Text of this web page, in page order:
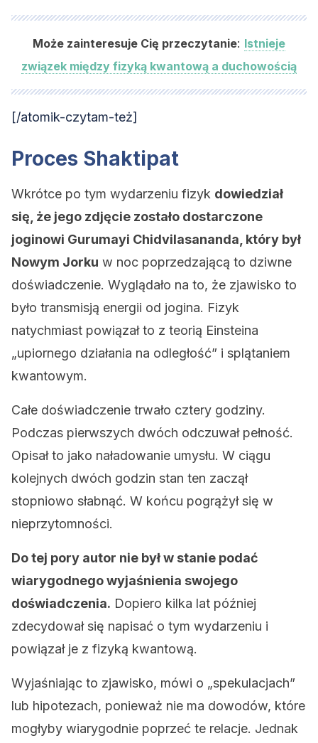
Może zainteresuje Cię przeczytanie: Istnieje
związek między fizyką kwantową a duchowością
[/atomik-czytam-też]
Proces Shaktipat
Wkrótce po tym wydarzeniu fizyk dowiedział
się, że jego zdjęcie zostało dostarczone
joginowi Gurumayi Chidvilasananda, który był
Nowym Jorku w noc poprzedzającą to dziwne
doświadczenie. Wyglądało na to, że zjawisko to
było transmisją energii od jogina. Fizyk
natychmiast powiązał to z teorią Einsteina
„upiornego działania na odległość” i splątaniem
kwantowym.
Całe doświadczenie trwało cztery godziny.
Podczas pierwszych dwóch odczuwał pełność.
Opisał to jako naładowanie umysłu. W ciągu
kolejnych dwóch godzin stan ten zaczął
stopniowo słabnąć. W końcu pogrążył się w
nieprzytomności.
Do tej pory autor nie był w stanie podać
wiarygodnego wyjaśnienia swojego
doświadczenia. Dopiero kilka lat później
zdecydował się napisać o tym wydarzeniu i
powiązał je z fizyką kwantową.
Wyjaśniając to zjawisko, mówi o „spekulacjach”
lub hipotezach, ponieważ nie ma dowodów, które
mogłyby wiarygodnie poprzeć te relacje. Jednak